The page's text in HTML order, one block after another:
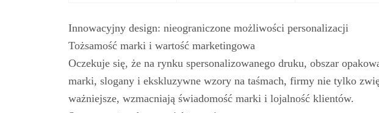
Innowacyjny design: nieograniczone możliwości personalizacji
Tożsamość marki i wartość marketingowa
Oczekuje się, że na rynku spersonalizowanego druku, obszar
marki, slogany i ekskluzywne wzory na taśmach, firmy nie tylko
ważniejsze, wzmacniają świadomość marki i lojalność klientów.